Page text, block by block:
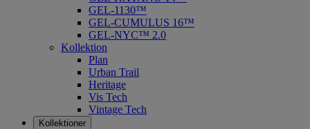
GEL-1130™
GEL-CUMULUS 16™
GEL-NYC™ 2.0
Kollektion
Plan
Urban Trail
Heritage
Vis Tech
Vintage Tech
Kollektioner